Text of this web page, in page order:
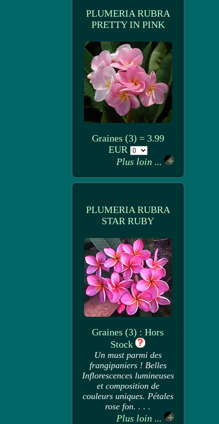
PLUMERIA RUBRA
PRETTY IN PINK
Graines (3) = 3.99
EUR
Plus loin ...
PLUMERIA RUBRA
STAR RUBY
Graines (3) : Hors
Stock
Un must parmi des
frangipaniers ! Belles
Inflorescences lumineuses
et composition de
couleurs uniques. Pétales
rose fon. . . .
Plus loin ...